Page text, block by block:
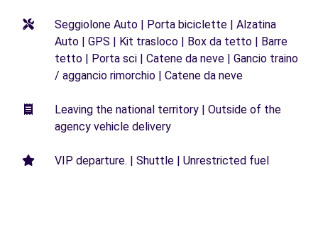
Seggiolone Auto | Porta biciclette | Alzatina
Auto | GPS | Kit trasloco | Box da tetto | Barre
tetto | Porta sci | Catene da neve | Gancio traino
/ aggancio rimorchio | Catene da neve
Leaving the national territory | Outside of the
agency vehicle delivery
VIP departure. | Shuttle | Unrestricted fuel